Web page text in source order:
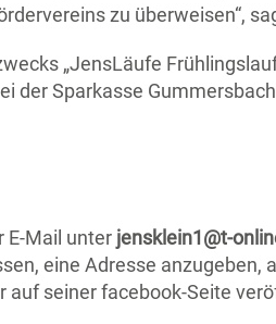
zu überweisen“,
„JensLäufe
der Sparkasse
E-Mail unter jensklein1@t-
eine Adresse anzugeben,
seiner facebook-Seite